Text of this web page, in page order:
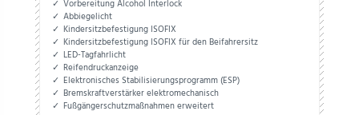
Vorbereitung Alcohol Interlock
Abbiegelicht
Kindersitzbefestigung ISOFIX
Kindersitzbefestigung ISOFIX für den Beifahrersitz
LED-Tagfahrlicht
Reifendruckanzeige
Elektronisches Stabilisierungsprogramm (ESP)
Bremskraftverstärker elektromechanisch
Fußgängerschutzmaßnahmen erweitert